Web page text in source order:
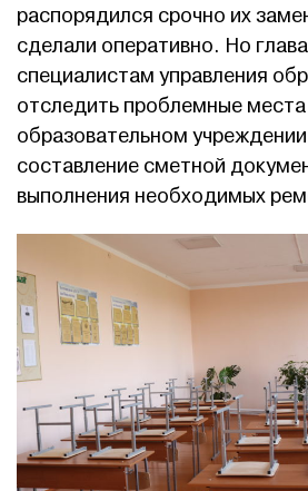
распорядился срочно их
сделали оперативно. Но
специалистам управления
отследить проблемные
образовательном
составление сметной
выполнения необходимых